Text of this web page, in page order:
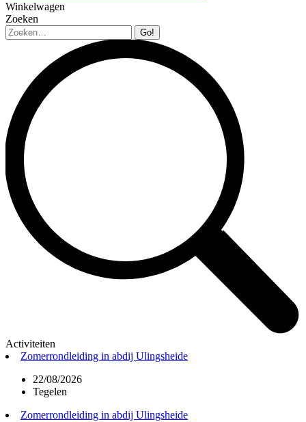
Winkelwagen
Zoeken
Zoeken:
Activiteiten
Zomerrondleiding in abdij Ulingsheide
22/08/2026
Tegelen
Zomerrondleiding in abdij Ulingsheide